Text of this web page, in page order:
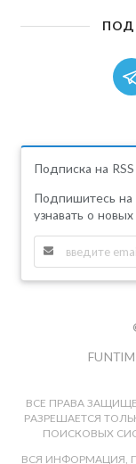
Подписка на
Подпишитесь на
узнавать о
ВСЕ ПРАВА
РАЗРЕШАЕТСЯ
ПОИСКОВЫХ
ВСЯ ИНФОРМАЦИЯ,